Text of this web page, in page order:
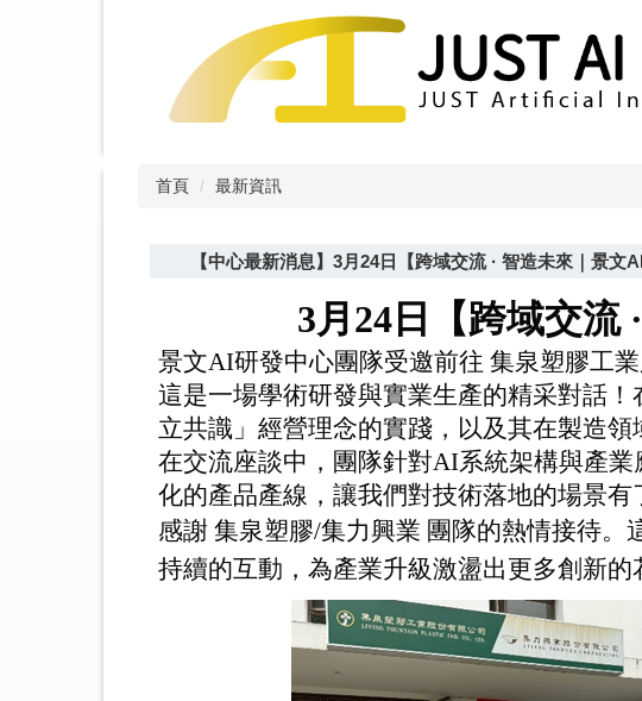
首頁 最新資訊
【中心最新消息】3月24日【跨域交流 · 智造未來｜景文
3月 24日 【跨域交流·
景文AI研發中心團隊受邀前往 集泉塑膠工
這是一場學術研發與實業生產的精采對話
立共識」經營理念的實踐，以及其在製造領
在交流座談中，團隊針對AI系統架構與產
化的產品產線，讓我們對技術落地的場景有
感謝 集泉塑膠/集力興業 團隊的熱情接待。
持續的互動，為產業升級激盪出更多創新的